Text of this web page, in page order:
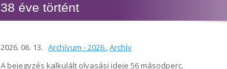
38 éve történt
2026. 06. 13. Archívum - 2026.,Archív
A bejegyzés kalkulált olvasási ideje 56 másodperc.